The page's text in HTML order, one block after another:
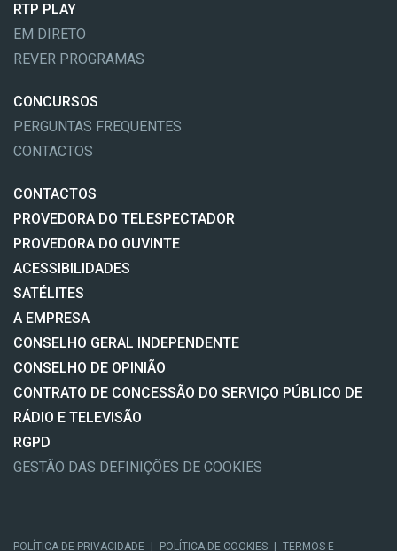
RTP PLAY
EM DIRETO
REVER PROGRAMAS
CONCURSOS
PERGUNTAS FREQUENTES
CONTACTOS
CONTACTOS
PROVEDORA DO TELESPECTADOR
PROVEDORA DO OUVINTE
ACESSIBILIDADES
SATÉLITES
A EMPRESA
CONSELHO GERAL INDEPENDENTE
CONSELHO DE OPINIÃO
CONTRATO DE CONCESSÃO DO SERVIÇO PÚBLICO DE
RÁDIO E TELEVISÃO
RGPD
GESTÃO DAS DEFINIÇÕES DE COOKIES
POLÍTICA DE PRIVACIDADE POLÍTICA DE COOKIES TERMOS E